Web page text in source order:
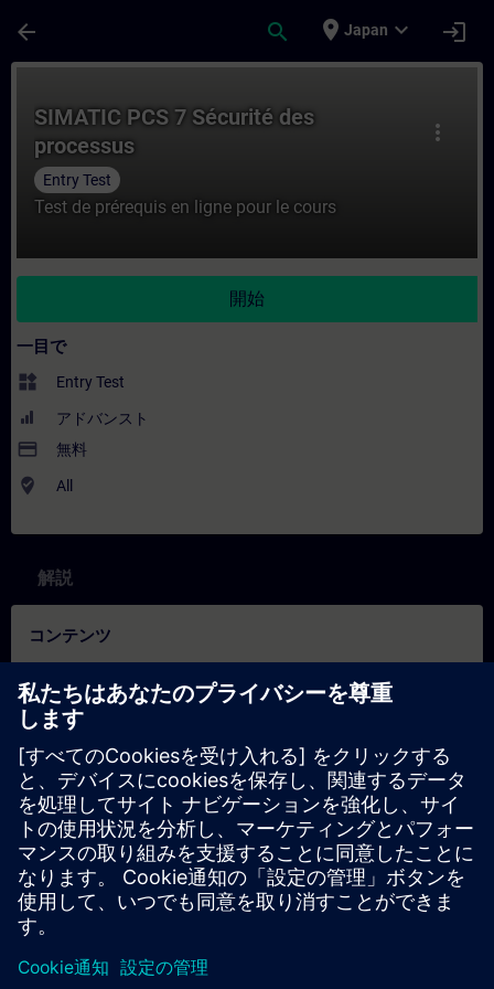
arrow_back search place Japan expand_more login
more_vert
SIMATIC PCS 7 Sécurité des
processus
Entry Test
Test de prérequis en ligne pour le cours
開始
一目で
widgets Entry Test
アドバンスト
payment 無料
where_to_vote All
解説
コンテンツ
Ce test vous permet de savoir si vous avez les connaissances de
base requises.
Le test se compose de 10 questions
Il n'y a pas de limite de temps.
Si vous répondezcorrectement à plus de 70% des
questions, vous êtes prêt pour le cours.
Si vous obtenezmoins de 70%, nous vous conseillns alor
de participer auCours sur le système SIMATIC PCS 7(ST-
PCS7SYS) afin d'approfondir vos connaissances de base.